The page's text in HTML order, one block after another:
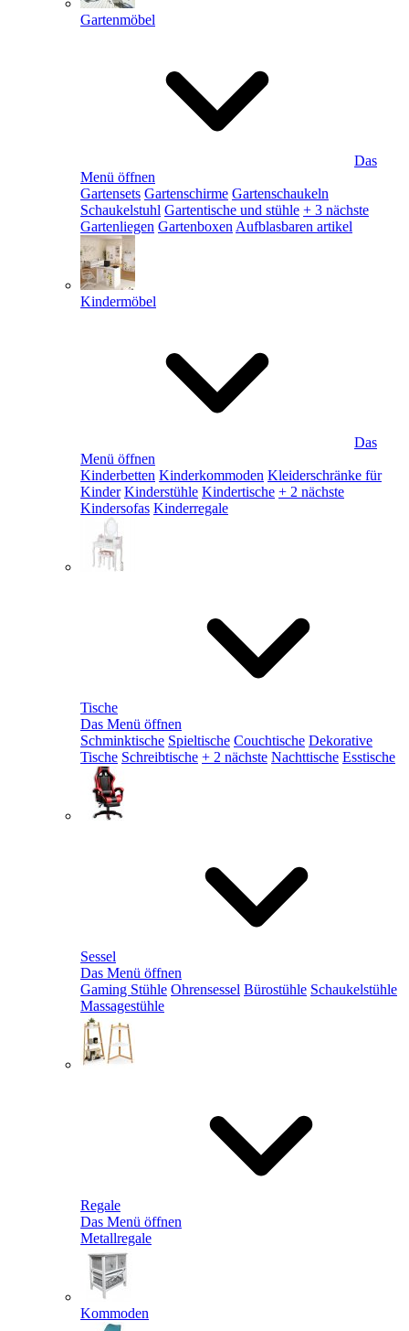
Gartenmöbel
Das
Menü öffnen
Gartensets Gartenschirme Gartenschaukeln
Schaukelstuhl Gartentische und stühle + 3 nächste
Gartenliegen Gartenboxen Aufblasbaren artikel
Kindermöbel
Das
Menü öffnen
Kinderbetten Kinderkommoden Kleiderschränke für
Kinder Kinderstühle Kindertische + 2 nächste
Kindersofas Kinderregale
Tische
Das Menü öffnen
Schminktische Spieltische Couchtische Dekorative
Tische Schreibtische + 2 nächste Nachttische Esstische
Sessel
Das Menü öffnen
Gaming Stühle Ohrensessel Bürostühle Schaukelstühle
Massagestühle
Regale
Das Menü öffnen
Metallregale
Kommoden